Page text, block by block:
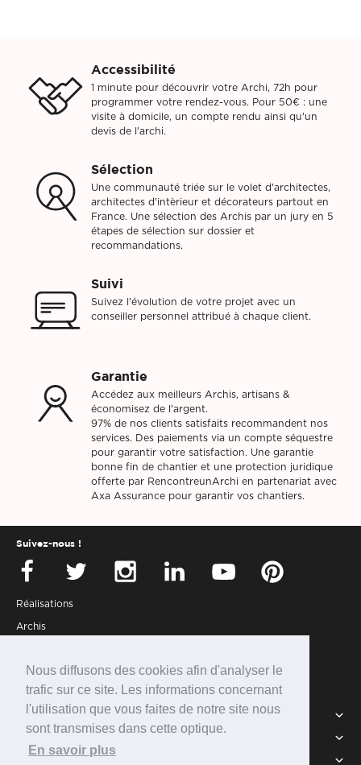
Nous diffusons des cookies afin d'analyser le
trafic sur ce site. Les informations concernant
l'utilisation que vous faites de notre site nous
sont transmises dans cette optique.
En savoir plus
Accessibilité
1 minute pour découvrir votre Archi, 72h pour
programmer votre rendez-vous. Pour 50€ : une
visite à domicile, un compte rendu ainsi qu'un
devis de l'archi.
Sélection
Une communauté triée sur le volet d'architectes,
architectes d'intèrieur et décorateurs partout en
France. Une sélection des Archis par un jury en 5
étapes de sélection sur dossier et
recommandations.
Suivi
Suivez l'évolution de votre projet avec un
conseiller personnel attribué à chaque client.
Garantie
Accédez aux meilleurs Archis, artisans &
économisez de l'argent.
97% de nos clients satisfaits recommandent nos
services. Des paiements via un compte séquestre
pour garantir votre satisfaction. Une garantie
bonne fin de chantier et une protection juridique
offerte par RencontreunArchi en partenariat avec
Axa Assurance pour garantir vos chantiers.
Réalisations
Archis
Partenaires
Connexion
Suivez-nous !